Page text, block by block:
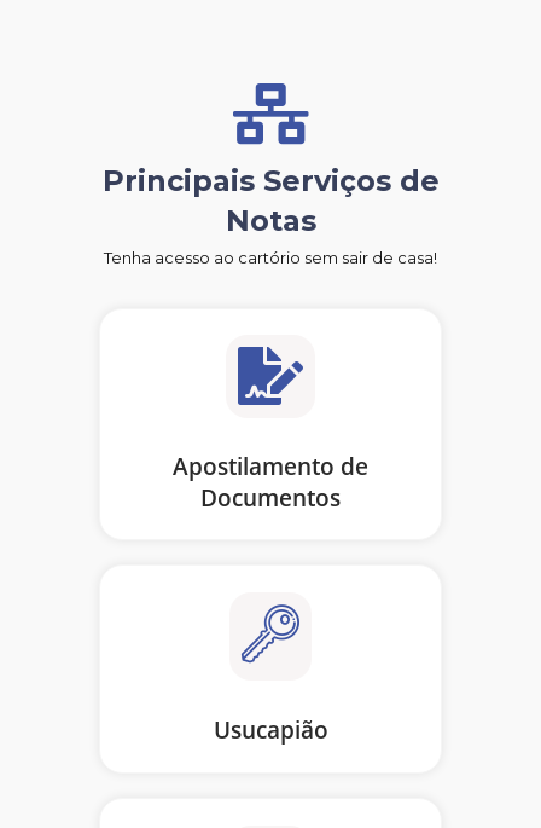
Principais Serviços de
Notas
Tenha acesso ao cartório sem sair de casa!
Apostilamento de
Documentos
Usucapião